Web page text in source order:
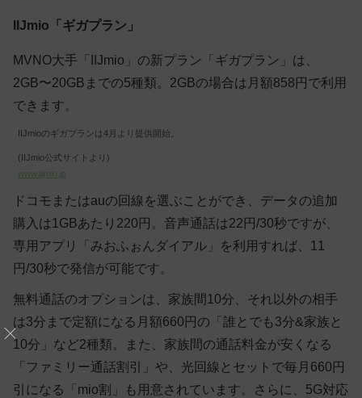
IIJmio「ギガプラン」
MVNO大手「IIJmio」の新プラン「ギガプラン」は、
2GB〜20GBまでの5種類。2GBの場合は月額858円で利用
できます。
IIJmioのギガプランは4月より提供開始。
(IIJmio公式サイトより)
www.iijmio.jp
ドコモまたはauの回線を選ぶことができ、データの追加
購入は1GBあたり220円。音声通話は22円/30秒ですが、
専用アプリ「みおふぉんダイアル」を利用すれば、11
円/30秒で発信が可能です。
無料通話のオプションは、家族間10分、それ以外の相手
は3分まで定額になる月額660円の「誰とでも3分&家族と
10分」など2種類。また、家族間の通話料金が安くなる
「ファミリー通話割引」や、光回線とセットで毎月660円
引になる「mio割」も用意されています。さらに、5G対応